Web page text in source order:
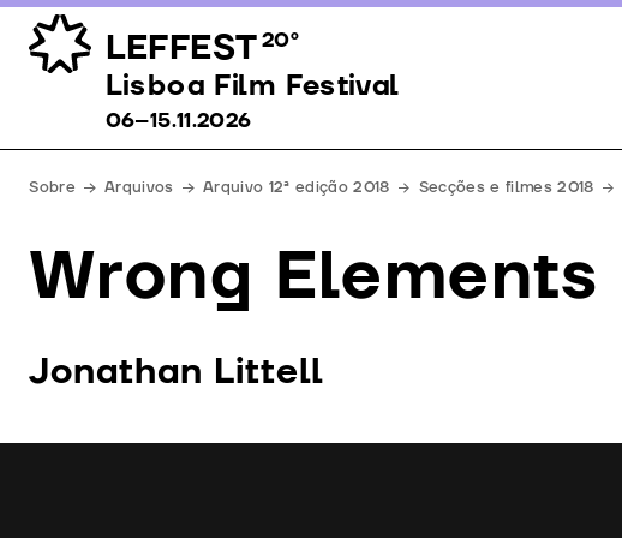
LEFFEST20º
Lisboa Film Festival 06–15.11.2026
Lisboa Film Festival
06–15.11.2026
Sobre Arquivos Arquivo 12ª edição 2018 Secções e filmes 2018
Wrong Elements
Jonathan Littell